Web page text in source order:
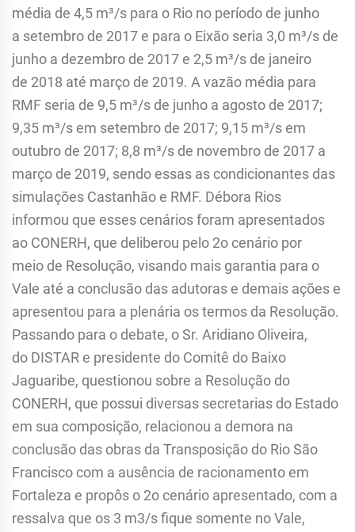
média de 4,5 m³/s para o Rio no período de junho
a setembro de 2017 e para o Eixão seria 3,0 m³/s de
junho a dezembro de 2017 e 2,5 m³/s de janeiro
de 2018 até março de 2019. A vazão média para
RMF seria de 9,5 m³/s de junho a agosto de 2017;
9,35 m³/s em setembro de 2017; 9,15 m³/s em
outubro de 2017; 8,8 m³/s de novembro de 2017 a
março de 2019, sendo essas as condicionantes das
simulações Castanhão e RMF. Débora Rios
informou que esses cenários foram apresentados
ao CONERH, que deliberou pelo 2o cenário por
meio de Resolução, visando mais garantia para o
Vale até a conclusão das adutoras e demais ações e
apresentou para a plenária os termos da Resolução.
Passando para o debate, o Sr. Aridiano Oliveira,
do DISTAR e presidente do Comitê do Baixo
Jaguaribe, questionou sobre a Resolução do
CONERH, que possui diversas secretarias do Estado
em sua composição, relacionou a demora na
conclusão das obras da Transposição do Rio São
Francisco com a ausência de racionamento em
Fortaleza e propôs o 2o cenário apresentado, com a
ressalva que os 3 m3/s fique somente no Vale,